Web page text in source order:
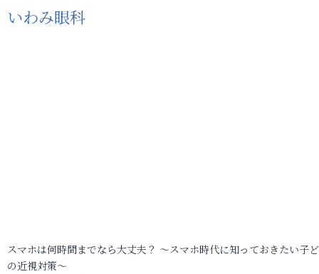
いわみ眼科
スマホは何時間までなら大丈夫？ ～スマホ時代に知っておきたい子
の近視対策～